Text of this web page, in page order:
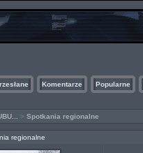
Komentarze Popularne
> Spotkania regionalne
regionalne